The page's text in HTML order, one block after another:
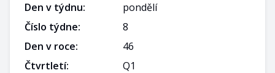
Den v týdnu:
pondělí
Číslo týdne:
8
Den v roce:
46
Čtvrtletí:
Q1